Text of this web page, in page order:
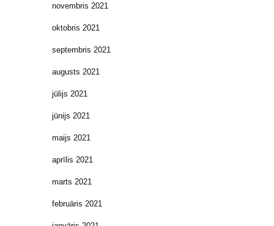
novembris 2021
oktobris 2021
septembris 2021
augusts 2021
jūlijs 2021
jūnijs 2021
maijs 2021
aprīlis 2021
marts 2021
februāris 2021